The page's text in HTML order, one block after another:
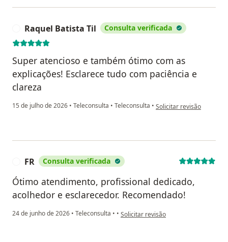
Raquel Batista Til Consulta verificada
Super atencioso e também ótimo com as
explicações! Esclarece tudo com paciência e
clareza
15 de julho de 2026 • Teleconsulta • Teleconsulta • na opinião do utilizador
Solicitar revisão
FR Consulta verificada
Ótimo atendimento, profissional dedicado,
acolhedor e esclarecedor. Recomendado!
24 de junho de 2026 • Teleconsulta • • na opinião do utilizador FR
Solicitar revisão